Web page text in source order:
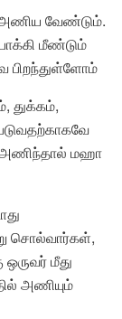
அணிய வேண்டும்.
மீண்டும்
பிறந்துள்ளோம்
துக்கம்,
அணிந்தால் மஹா
சொல்வார்கள்,
மீது
அணியும்